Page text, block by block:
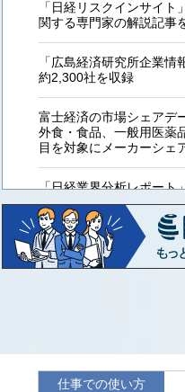
「日経リスクインサイ
関する専門家の解説記事
「広島経済研究所企業情
約2,300社を収録
富士経済の市場シェアデ
外食・食品、一般用医薬
目を対象にメーカーシェ
「日経業界分析レポート
「工業用プラスチック製
など20業界の内容を刷新
「東洋経済海外進出企業
収録
「日経POS情報マーケッ
績の市場動向を速報
仕事での使い方